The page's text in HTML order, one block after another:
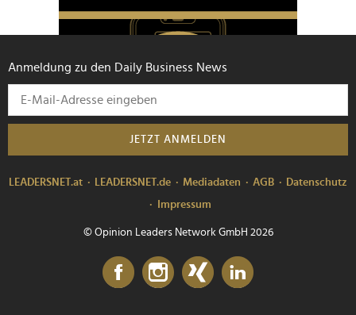
Anmeldung zu den Daily Business News
JETZT ANMELDEN
LEADERSNET.at LEADERSNET.de Mediadaten AGB
Datenschutz
Impressum
© Opinion Leaders Network GmbH 2026